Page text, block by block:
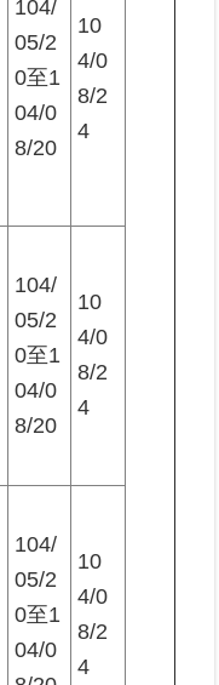
104/
05/2
0至1
04/0
8/20
10
4/0
8/2
4
104/
05/2
0至1
04/0
8/20
10
4/0
8/2
4
104/
05/2
0至1
04/0
10
4/0
8/2
4